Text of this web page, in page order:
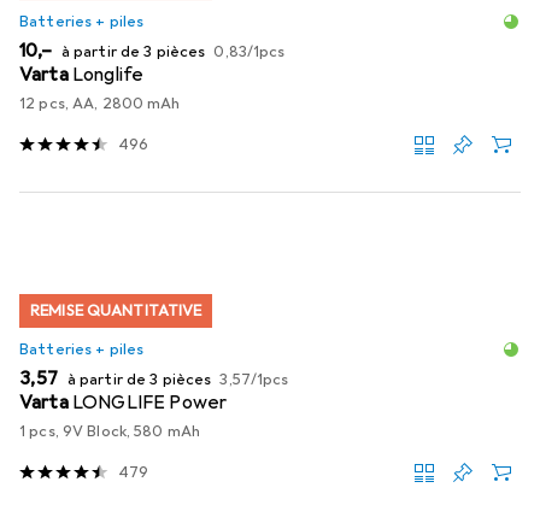
Batteries + piles
EUR
10,– à partir de 3 pièces EUR
0,83/1pcs
Varta Longlife
12 pcs, AA, 2800 mAh
496
REMISE QUANTITATIVE
Batteries + piles
EUR
3,57 à partir de 3 pièces EUR
3,57/1pcs
Varta LONGLIFE Power
1 pcs, 9V Block, 580 mAh
479